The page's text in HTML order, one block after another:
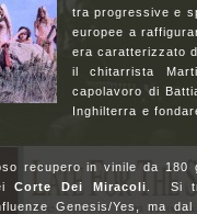
tra progressive e
europee a
era caratterizzato
il chitarrista
capolavoro di
Inghilterra e
recupero in vinile da 180
Corte Dei Miracoli
Si
Genesis/Yes, ma